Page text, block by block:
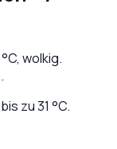
°C, wolkig.
zu 31 °C.